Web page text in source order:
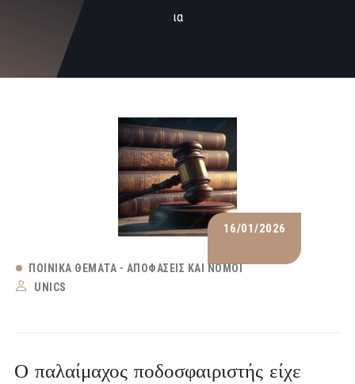
ια
16/01/2026
ΠΟΙΝΙΚΆ ΘΈΜΑΤΑ - ΑΠΟΦΆΣΕΙΣ ΚΑΙ ΝΌΜΟΙ
UNICS
Ο παλαίμαχος ποδοσφαιριστής είχε